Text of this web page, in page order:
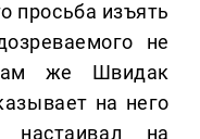
просьба изъять
не
же Швидак
на него
настаивал на